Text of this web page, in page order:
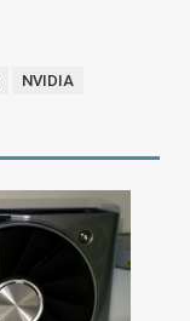
NVIDIA